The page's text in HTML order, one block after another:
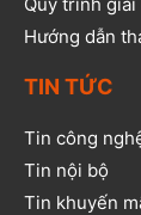
Hướng dẫn
TIN TỨC
Tin công
Tin nội bộ
Tin khuyến